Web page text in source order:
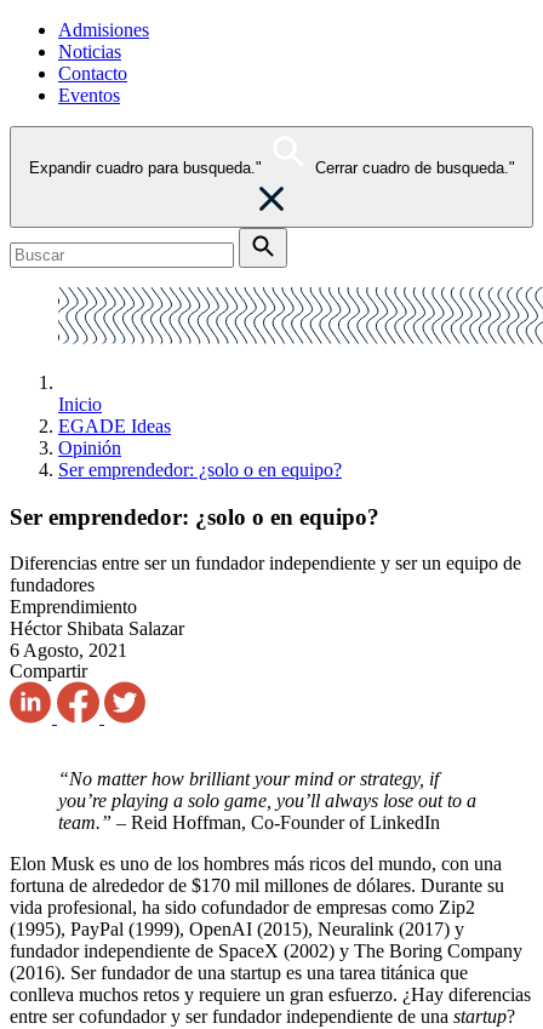
Admisiones
Noticias
Contacto
Eventos
Expandir cuadro para busqueda." Cerrar cuadro de busqueda."
Inicio
EGADE Ideas
Opinión
Ser emprendedor: ¿solo o en equipo?
Ser emprendedor: ¿solo o en equipo?
Diferencias entre ser un fundador independiente y ser un equipo de
fundadores
Emprendimiento
Héctor Shibata Salazar
6 Agosto, 2021
Compartir
“No matter how brilliant your mind or strategy, if
you’re playing a solo game, you’ll always lose out to a
team.” – Reid Hoffman, Co-Founder of LinkedIn
Elon Musk es uno de los hombres más ricos del mundo, con una
fortuna de alrededor de $170 mil millones de dólares. Durante su
vida profesional, ha sido cofundador de empresas como Zip2
(1995), PayPal (1999), OpenAI (2015), Neuralink (2017) y
fundador independiente de SpaceX (2002) y The Boring Company
(2016). Ser fundador de una startup es una tarea titánica que
conlleva muchos retos y requiere un gran esfuerzo. ¿Hay diferencias
entre ser cofundador y ser fundador independiente de una startup?